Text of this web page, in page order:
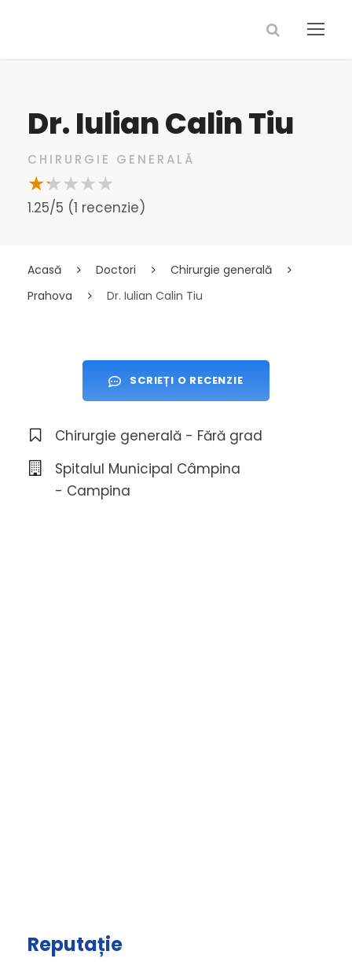
Dr. Iulian Calin Tiu
CHIRURGIE GENERALĂ
1.25/5 (1 recenzie)
Acasă Doctori
Chirurgie generală
Prahova
Dr. Iulian Calin Tiu
SCRIEȚI O RECENZIE
Chirurgie generală - Fără grad
Spitalul Municipal Câmpina
- Campina
Reputație